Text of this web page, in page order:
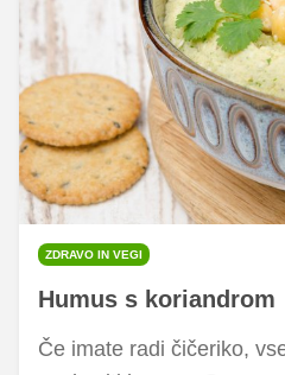
ZDRAVO IN VEGI
Humus s koriandrom
Če imate radi čičeriko,